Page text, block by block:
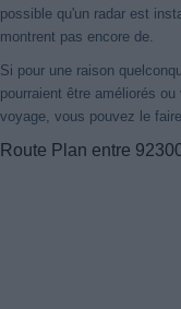
possible qu'un radar est
montrent pas encore de.
Si pour une raison
pourraient être améliorés
voyage, vous pouvez le
Route Plan entre